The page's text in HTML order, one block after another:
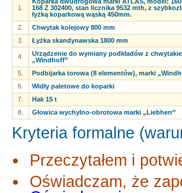
1.
168 Z 302400, stan licznika 9532 mth, z
łyżką koparkową wąską 450mm.
2.
Chwytak kolejowy 800 mm
3.
Łyżka skandynawska 1800 mm
4.
Urządzenie do wymiany podkładów z
„Windhoff”
5.
Podbijarka torowa (8 elementów), marki
6.
Widły paletowe do koparki
7.
Hak 15 t
8.
Głowica wychylno-obrotowa marki „Liebherr”
Kryteria formalne
Przeczytałem i
Oświadczam, że